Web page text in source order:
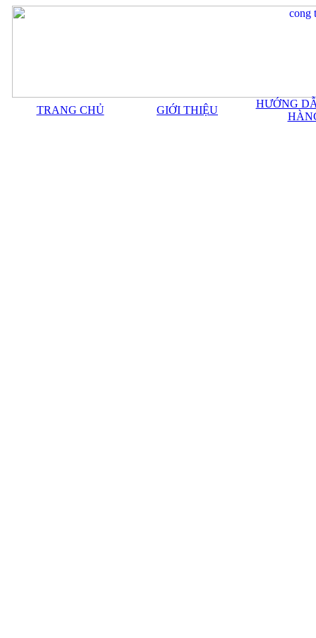
TRANG CHỦ GIỚI THIỆU
HƯỚNG